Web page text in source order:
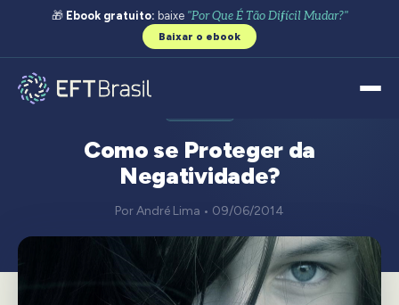
🎁 Ebook gratuito: baixe "Por Que É Tão Difícil Mudar?"
Baixar o ebook
Como se Proteger da
Negatividade?
Por André Lima • 09/06/2014